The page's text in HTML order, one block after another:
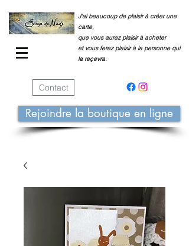
J'ai beaucoup de plaisir à créer une
carte,
que vous aurez plaisir à acheter
et vous ferez plaisir à la personne qui
la reçevra.
Contact
Rejoindre la boutique en ligne